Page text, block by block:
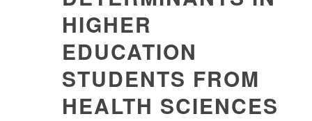
HIGHER
EDUCATION
STUDENTS FROM
HEALTH SCIENCES